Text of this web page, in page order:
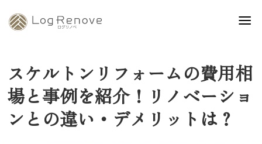
スケルトンリフォームの費用相
場と事例を紹介！リノベーショ
ンとの違い・デメリットは？